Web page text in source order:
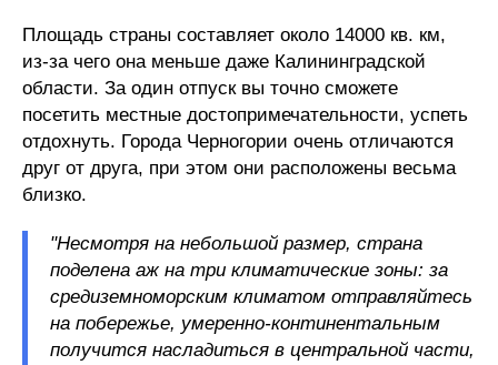
Площадь страны составляет около 14000 кв. км,
из-за чего она меньше даже Калининградской
области. За один отпуск вы точно сможете
посетить местные достопримечательности, успеть
отдохнуть. Города Черногории очень отличаются
друг от друга, при этом они расположены весьма
близко.
"Несмотря на небольшой размер, страна
поделена аж на три климатические зоны: за
средиземноморским климатом отправляйтесь
на побережье, умеренно-континентальным
получится насладиться в центральной части,